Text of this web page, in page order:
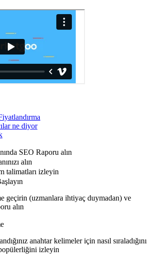
ne diyor
SEO Raporu alın
alın
talimatları izleyin
geçirin (uzmanlara ihtiyaç duymadan) ve
alın
anahtar kelimeler için nasıl sıraladığını
izleyin